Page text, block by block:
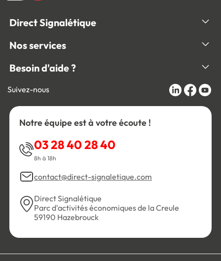
Direct Signalétique
Nos services
Besoin d'aide ?
Suivez-nous
Notre équipe est à votre écoute !
03 28 40 28 40
8h à 18h
contact@direct-signaletique.com
Direct Signalétique
Parc d'activités économiques de la Creule
59190 Hazebrouck